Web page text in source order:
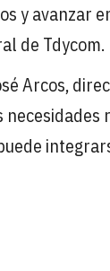
y avanzar
de Tdycom.
Arcos,